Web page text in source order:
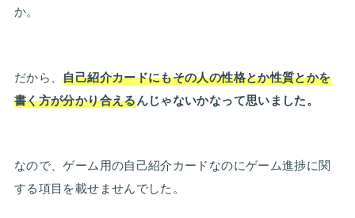
か。
だから、自己紹介カードにもその人の性格とか性質とかを
書く方が分かり合えるんじゃないかなって思いました。
なので、ゲーム用の自己紹介カードなのにゲーム進捗に関
する項目を載せませんでした。